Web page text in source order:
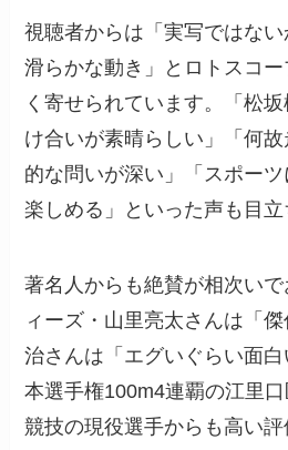
視聴者からは「実写ではな
滑らかな動き」とロトスコ
く寄せられています。「松
け合いが素晴らしい」「何
的な問いが深い」「スポー
楽しめる」といった声も目立
著名人からも絶賛が相次い
ィーズ・山里亮太さんは「
治さんは「エグいぐらい面
本選手権100m4連覇の江里
競技の現役選手からも高い評